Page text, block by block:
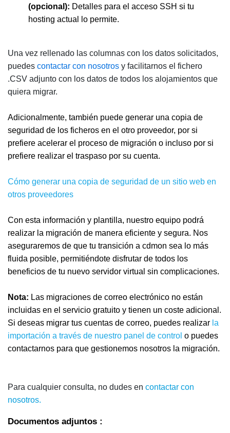
(opcional): Detalles para el acceso SSH si tu
hosting actual lo permite.
Una vez rellenado las columnas con los datos solicitados,
puedes contactar con nosotros y facilitarnos el fichero
.CSV adjunto con los datos de todos los alojamientos que
quiera migrar.
Adicionalmente, también puede generar una copia de
seguridad de los ficheros en el otro proveedor, por si
prefiere acelerar el proceso de migración o incluso por si
prefiere realizar el traspaso por su cuenta.
Cómo generar una copia de seguridad de un sitio web en
otros proveedores
Con esta información y plantilla, nuestro equipo podrá
realizar la migración de manera eficiente y segura. Nos
aseguraremos de que tu transición a cdmon sea lo más
fluida posible, permitiéndote disfrutar de todos los
beneficios de tu nuevo servidor virtual sin complicaciones.
Nota: Las migraciones de correo electrónico no están
incluidas en el servicio gratuito y tienen un coste adicional.
Si deseas migrar tus cuentas de correo, puedes realizar la
importación a través de nuestro panel de control o puedes
contactarnos para que gestionemos nosotros la migración.
Para cualquier consulta, no dudes en contactar con
nosotros.
Documentos adjuntos :